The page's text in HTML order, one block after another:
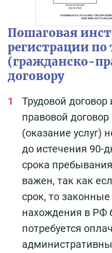
Пошаговая
регистрации по
(гражданско-
договору
Трудовой
правовой
(оказание услуг)
до истечения 90-
срока
важен, так как
срок, то
нахождения в РФ
потребуется